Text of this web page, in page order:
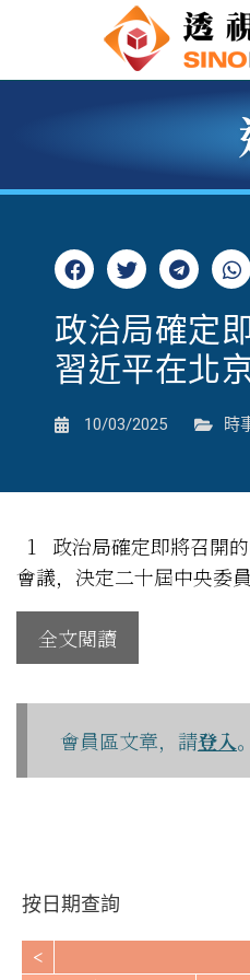
政治局確定
習近平在北
10/03/2025 時
1 政治局確定即將召開
會議，決定二十屆中央委
全文閱讀
會員區文章，請登入。
按日期查詢
<